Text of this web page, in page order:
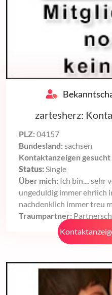
zartesherz:
PLZ: 04157
Bundesland: sachsen
Kontaktanzeigen gesucht
Status:Single
Über mich: Ich bin.... sehr
ungeduldig immer ehrlich
nachdenklich immer treu
Traumpartner: